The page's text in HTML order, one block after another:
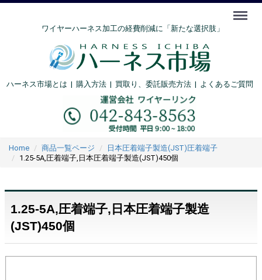
ワイヤーハーネス加工の経費削減に「新たな選択肢」
ハーネス市場とは | 購入方法| 買取り、委託販売方法 | よくあるご質問
Menu
Home 商品一覧ページ
日本圧着端子製造(JST)圧着端子
1.25-5A,圧着端子,日本圧着端子製造(JST)450個
1.25-5A,圧着端子,日本圧着端子製造
(JST)450個